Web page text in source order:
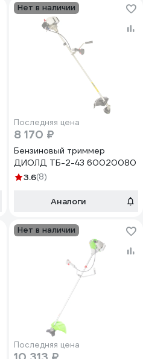
Нет в наличии
Последняя цена
8 170 ₽
Бензиновый триммер
ДИОЛД ТБ-2-43 60020080
3.6(8)
Аналоги
Нет в наличии
Последняя цена